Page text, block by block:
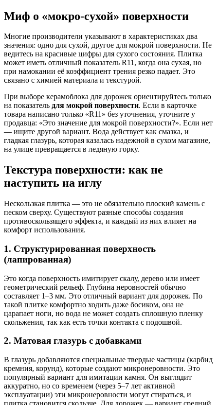
Миф о «мокро-сухой» поверхности
Многие производители указывают в характеристиках два
значения: одно для сухой, другое для мокрой поверхности. Не
ведитесь на красивые цифры для сухого состояния. Плитка
может иметь отличный показатель R11, когда она сухая, но
при намокании её коэффициент трения резко падает. Это
связано с химией материала и текстурой.
При выборе керамоблока для дорожек ориентируйтесь только
на показатель для мокрой поверхности. Если в карточке
товара написано только «R11» без уточнения, уточните у
продавца: «Это значение для мокрой поверхности?». Если нет
— ищите другой вариант. Вода действует как смазка, и
гладкая глазурь, которая казалась надежной в сухом магазине,
на улице превращается в ледяную горку.
Текстура поверхности: как не
наступить на иглу
Нескользкая плитка — это не обязательно плоский камень с
песком сверху. Существуют разные способы создания
противоскользящего эффекта, и каждый из них влияет на
комфорт использования.
1. Структурированная поверхность
(лапированная)
Это когда поверхность имитирует скалу, дерево или имеет
геометрический рельеф. Глубина неровностей обычно
составляет 1–3 мм. Это отличный вариант для дорожек. По
такой плитке комфортно ходить даже босиком, она не
царапает ноги, но вода не может создать сплошную пленку
скольжения, так как есть точки контакта с подошвой.
2. Матовая глазурь с добавками
В глазурь добавляются специальные твердые частицы (карбид
кремния, корунд), которые создают микронеровности. Это
популярный вариант для имитации камня. Он выглядит
аккуратно, но со временем (через 5–7 лет активной
эксплуатации) эти микронеровности могут стираться, и